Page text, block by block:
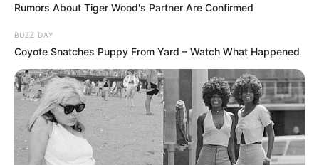
Rumors About Tiger Wood's Partner Are Confirmed
BUZZ DAY
Coyote Snatches Puppy From Yard – Watch What Happened